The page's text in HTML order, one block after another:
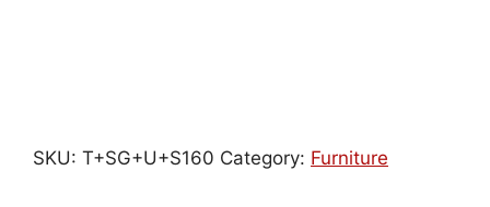
SKU: T+SG+U+S160 Category: Furniture